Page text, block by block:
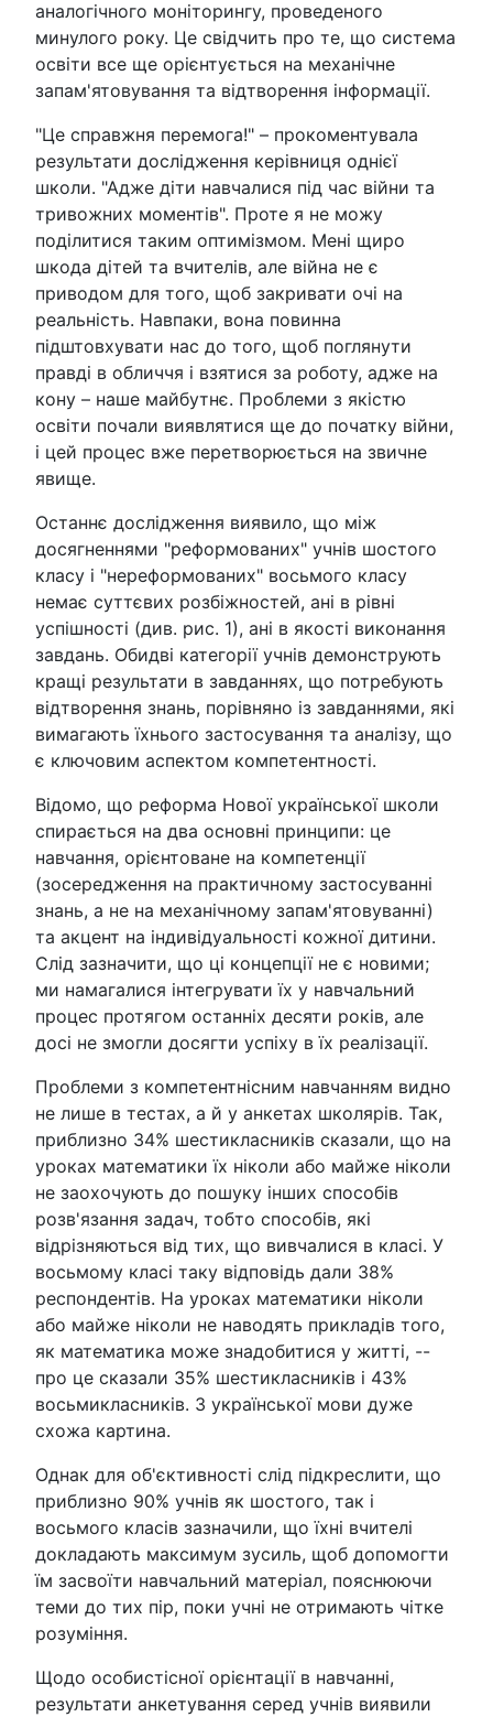
аналогічного моніторингу, проведеного
минулого року. Це свідчить про те, що система
освіти все ще орієнтується на механічне
запам'ятовування та відтворення інформації.
"Це справжня перемога!" – прокоментувала
результати дослідження керівниця однієї
школи. "Адже діти навчалися під час війни та
тривожних моментів". Проте я не можу
поділитися таким оптимізмом. Мені щиро
шкода дітей та вчителів, але війна не є
приводом для того, щоб закривати очі на
реальність. Навпаки, вона повинна
підштовхувати нас до того, щоб поглянути
правді в обличчя і взятися за роботу, адже на
кону – наше майбутнє. Проблеми з якістю
освіти почали виявлятися ще до початку війни,
і цей процес вже перетворюється на звичне
явище.
Останнє дослідження виявило, що між
досягненнями "реформованих" учнів шостого
класу і "нереформованих" восьмого класу
немає суттєвих розбіжностей, ані в рівні
успішності (див. рис. 1), ані в якості виконання
завдань. Обидві категорії учнів демонструють
кращі результати в завданнях, що потребують
відтворення знань, порівняно із завданнями, які
вимагають їхнього застосування та аналізу, що
є ключовим аспектом компетентності.
Відомо, що реформа Нової української школи
спирається на два основні принципи: це
навчання, орієнтоване на компетенції
(зосередження на практичному застосуванні
знань, а не на механічному запам'ятовуванні)
та акцент на індивідуальності кожної дитини.
Слід зазначити, що ці концепції не є новими;
ми намагалися інтегрувати їх у навчальний
процес протягом останніх десяти років, але
досі не змогли досягти успіху в їх реалізації.
Проблеми з компетентнісним навчанням видно
не лише в тестах, а й у анкетах школярів. Так,
приблизно 34% шестикласників сказали, що на
уроках математики їх ніколи або майже ніколи
не заохочують до пошуку інших способів
розв'язання задач, тобто способів, які
відрізняються від тих, що вивчалися в класі. У
восьмому класі таку відповідь дали 38%
респондентів. На уроках математики ніколи
або майже ніколи не наводять прикладів того,
як математика може знадобитися у житті, --
про це сказали 35% шестикласників і 43%
восьмикласників. З української мови дуже
схожа картина.
Однак для об'єктивності слід підкреслити, що
приблизно 90% учнів як шостого, так і
восьмого класів зазначили, що їхні вчителі
докладають максимум зусиль, щоб допомогти
їм засвоїти навчальний матеріал, пояснюючи
теми до тих пір, поки учні не отримають чітке
розуміння.
Щодо особистісної орієнтації в навчанні,
результати анкетування серед учнів виявили